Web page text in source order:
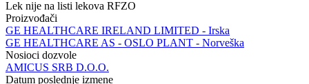
Lek nije na listi lekova RFZO
Proizvođači
GE HEALTHCARE IRELAND LIMITED - Irska
GE HEALTHCARE AS - OSLO PLANT - Norveška
Nosioci dozvole
AMICUS SRB D.O.O.
Datum poslednje izmene